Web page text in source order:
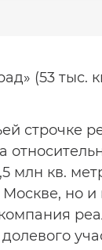
(53 тыс.
строчке
млн кв.
Москве, но